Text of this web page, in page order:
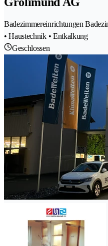
Badezimmereinrichtungen
• Haustechnik • Entkalkung
Geschlossen